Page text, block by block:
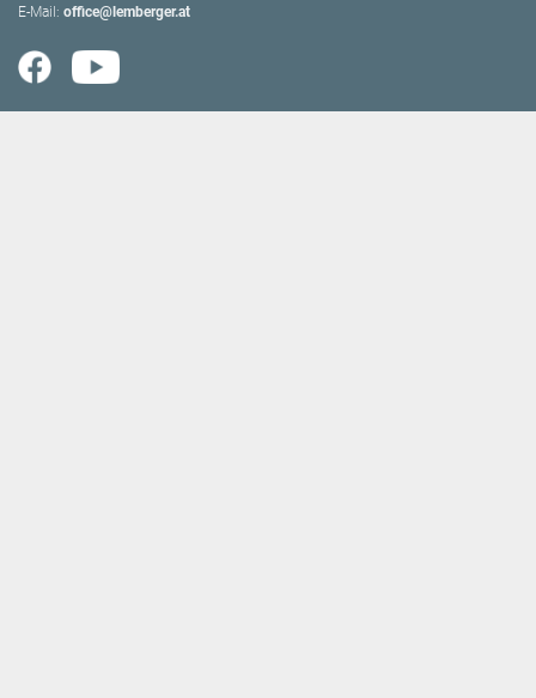
E-Mail: office@lemberger.at